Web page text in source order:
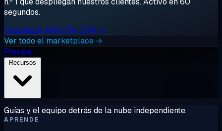
segundos.
Desplegar MikroTik CHR →
Ver todo el marketplace →
Precios
Guías y el equipo detrás de la nube independiente.
APRENDE